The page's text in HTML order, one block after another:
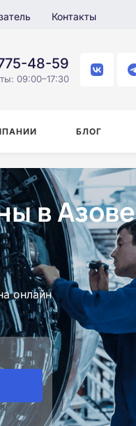
Контакты
48-59
09:00–17:30
БЛОГ
в Азове
онлайн